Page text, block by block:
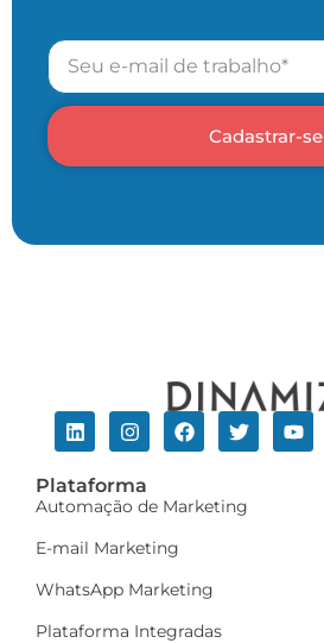
Cadastrar-se
Plataforma
Automação de Marketing
E-mail Marketing
WhatsApp Marketing
Plataforma Integradas